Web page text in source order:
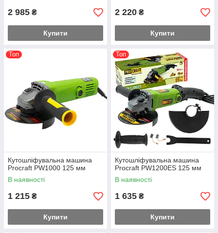
2 985 ₴
Купити
2 220 ₴
Купити
Топ
Кутошліфувальна машина
Procraft PW1000 125 мм
В наявності
1 215 ₴
Купити
Топ
Кутошліфувальна машина
Procraft PW1200ES 125 мм
В наявності
1 635 ₴
Купити